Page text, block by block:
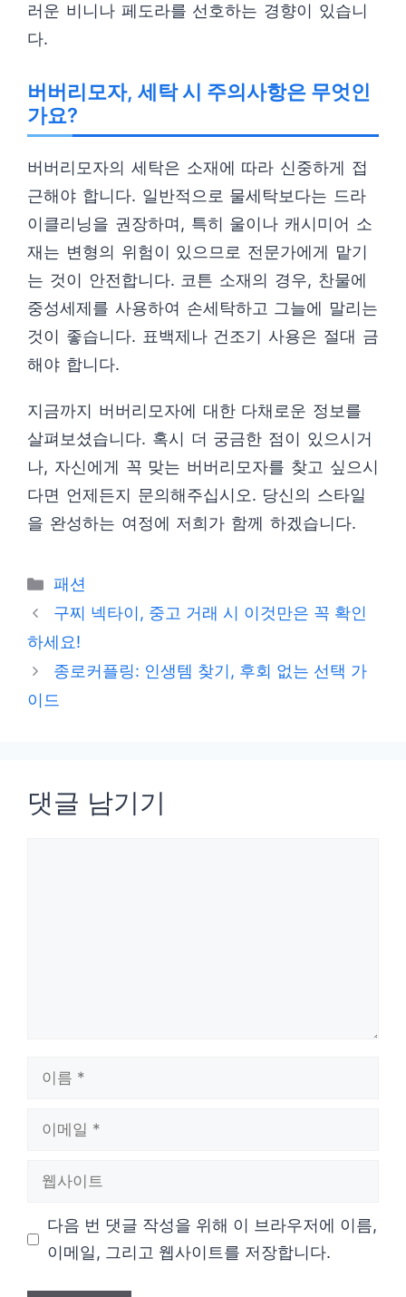
러운 비니나 페도라를 선호하는 경향이 있습니
다.
버버리모자, 세탁 시 주의사항은 무엇인
가요?
버버리모자의 세탁은 소재에 따라 신중하게 접
근해야 합니다. 일반적으로 물세탁보다는 드라
이클리닝을 권장하며, 특히 울이나 캐시미어 소
재는 변형의 위험이 있으므로 전문가에게 맡기
는 것이 안전합니다. 코튼 소재의 경우, 찬물에
중성세제를 사용하여 손세탁하고 그늘에 말리는
것이 좋습니다. 표백제나 건조기 사용은 절대 금
해야 합니다.
지금까지 버버리모자에 대한 다채로운 정보를
살펴보셨습니다. 혹시 더 궁금한 점이 있으시거
나, 자신에게 꼭 맞는 버버리모자를 찾고 싶으시
다면 언제든지 문의해주십시오. 당신의 스타일
을 완성하는 여정에 저희가 함께 하겠습니다.
카
테
고
리
패션
구찌 넥타이, 중고 거래 시 이것만은 꼭 확인
하세요!
종로커플링: 인생템 찾기, 후회 없는 선택 가
이드
댓글 남기기
다음 번 댓글 작성을 위해 이 브라우저에 이름,
이메일, 그리고 웹사이트를 저장합니다.